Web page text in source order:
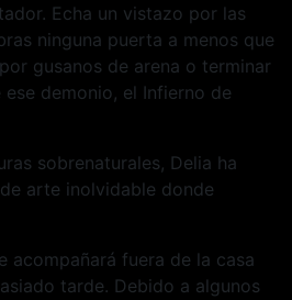
Echa un vistazo por las
ninguna puerta a menos que
gusanos de arena o terminar
demonio, el Infierno de
sobrenaturales, Delia ha
arte inolvidable donde
acompañará fuera de la casa
tarde. Debido a algunos